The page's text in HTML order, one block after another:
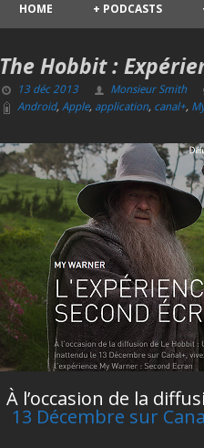
HOME PODCASTS
+
The Hobbit :
13 déc 2013 Monsieur Smith
Android, Apple, application, canal+,
À l’occasion de la
13 Décembre sur